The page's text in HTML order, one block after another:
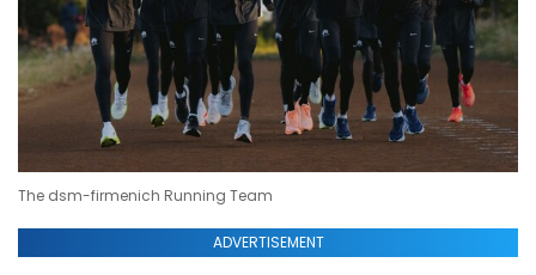
The dsm-firmenich Running Team
ADVERTISEMENT